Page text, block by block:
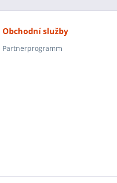
Obchodní služby
Partnerprogramm